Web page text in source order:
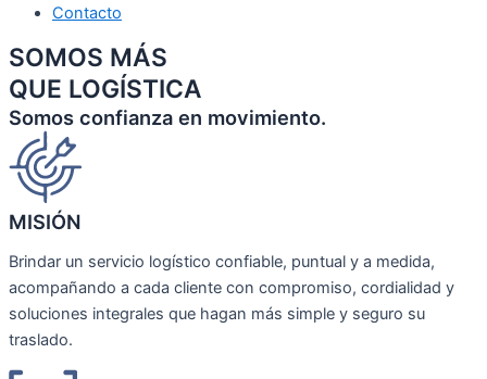
Contacto
SOMOS MÁS
QUE LOGÍSTICA
Somos confianza en movimiento.
MISIÓN
Brindar un servicio logístico confiable, puntual y a medida,
acompañando a cada cliente con compromiso, cordialidad y
soluciones integrales que hagan más simple y seguro su
traslado.